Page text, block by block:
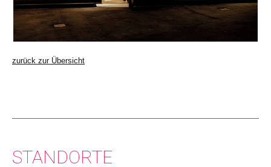
zurück zur Übersicht
STANDORTE